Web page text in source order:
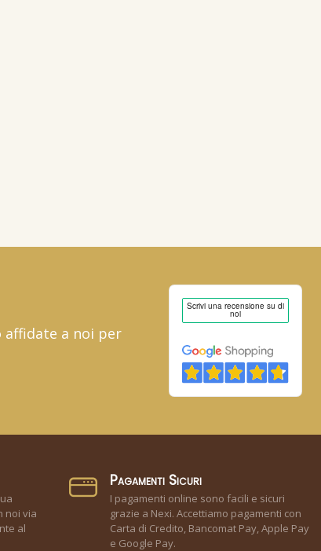
affidate a noi per
noi via
al
Pagamenti Sicuri
I pagamenti online sono facili e sicuri
grazie a Nexi. Accettiamo pagamenti con
Carta di Credito, Bancomat Pay, Apple Pay
e Google Pay.